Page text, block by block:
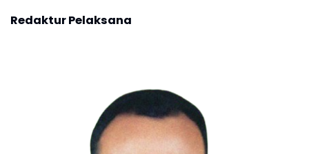
Redaktur Pelaksana